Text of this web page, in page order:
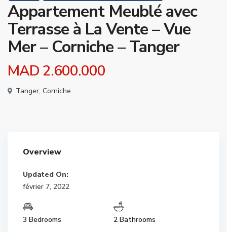
Appartement Meublé avec
Terrasse à La Vente – Vue
Mer – Corniche – Tanger
MAD 2.600.000
Tanger, Corniche
Overview
Updated On:
février 7, 2022
3 Bedrooms 2 Bathrooms